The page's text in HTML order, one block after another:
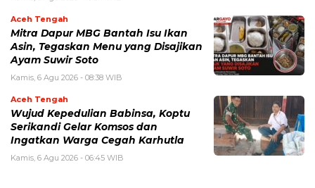
Aceh Tengah
‎Mitra Dapur MBG Bantah Isu Ikan
Asin, Tegaskan Menu yang Disajikan
Ayam Suwir Soto
Kamis, 6 Agu 2026 - 08:38 WIB
Aceh Tengah
‎Wujud Kepedulian Babinsa, Koptu
Serikandi Gelar Komsos dan
Ingatkan Warga Cegah Karhutla ‎
Kamis, 6 Agu 2026 - 06:45 WIB